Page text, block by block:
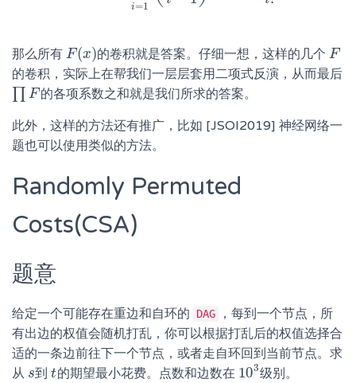
i=1
那么所有 F (x)
F(x) 的卷积就是答案。仔细一想，这样的几个F
F
的卷积，实际上在帮我们一层层套用二项式反演，从而最后
∏ F
F
的各项系数之和就是我们所求的答案。
此外，这样的方法还有推广，比如 [JSOI2019] 神经网络一
题也可以使用类似的方法。
Randomly Permuted
Costs(CSA)
题意
给定一个可能存在重边和自环的 DAG
，每到一个节点，所
有出边的权值会随机打乱，你可以根据打乱后的权值选择合
适的一条边前往下一个节点，或者走自环回到当前节点。求
从 s
s到t
t的期望最小花费。点数和边数在 103
103级别。